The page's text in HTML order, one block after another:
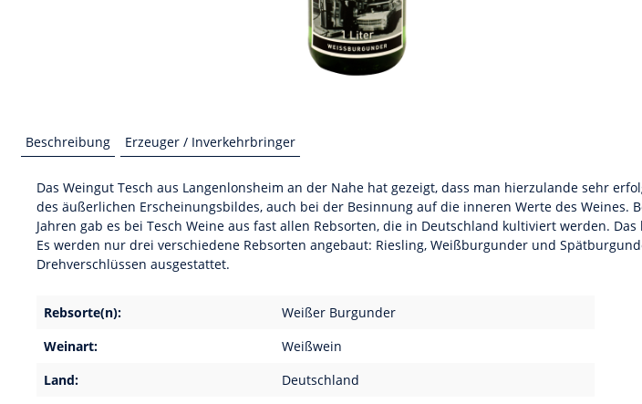
Beschreibung Erzeuger / Inverkehrbringer
Das Weingut Tesch aus Langenlonsheim an der Nahe hat gezeigt, dass man hierzulande sehr
des äußerlichen Erscheinungsbildes, auch bei der Besinnung auf die inneren Werte des
Jahren gab es bei Tesch Weine aus fast allen Rebsorten, die in Deutschland kultiviert werden.
Es werden nur drei verschiedene Rebsorten angebaut: Riesling, Weißburgunder und
Drehverschlüssen ausgestattet.
Rebsorte(n):
Weißer Burgunder
Weinart:
Weißwein
Land:
Deutschland